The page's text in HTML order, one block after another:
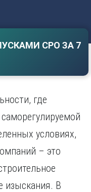
Симферополь
Смоленск
Тамбов
Тверь
Томск
Тула
У
СРО ЗА 7
где
условиях,
– это
изыскания. В